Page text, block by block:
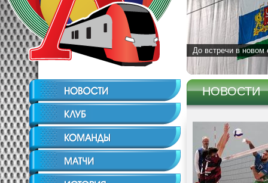
До встречи в новом
НОВОСТИ